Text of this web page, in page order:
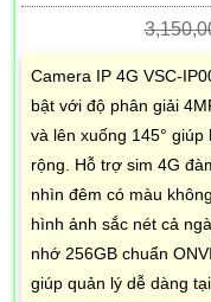
Camera IP 4G VSC-
bật với độ phân giải
và lên xuống 145°
rộng. Hỗ trợ sim 4G
nhìn đêm có màu
hình ảnh sắc nét cả
nhớ 256GB chuẩn
giúp quản lý dễ dàng